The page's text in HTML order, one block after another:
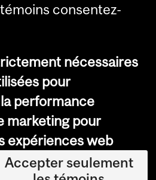
McGill, 2026
Accessibilité
sur les témoins
des témoins
consentez-
nécessaires
pour
performance
marketing pour
expériences web
Accepter seulement